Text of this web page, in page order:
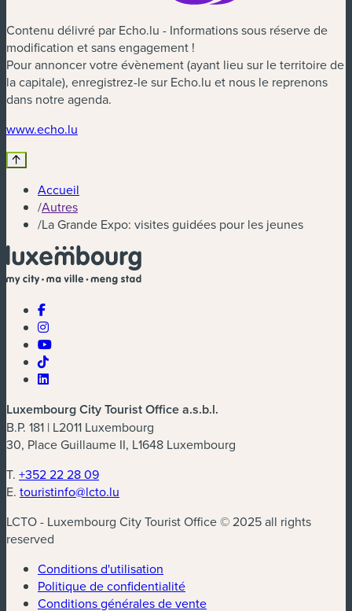
Contenu délivré par Echo.lu - Informations sous réserve de
modification et sans engagement !
Pour annoncer votre évènement (ayant lieu sur le territoire de
la capitale), enregistrez-le sur Echo.lu et nous le reprenons
dans notre agenda.
www.echo.lu
Accueil
/Autres
/La Grande Expo: visites guidées pour les jeunes
Luxembourg City Tourist Office a.s.b.l.
B.P. 181 | L2011 Luxembourg
30, Place Guillaume II, L1648 Luxembourg
T. +352 22 28 09
E. touristinfo@lcto.lu
LCTO - Luxembourg City Tourist Office © 2025 all rights
reserved
Conditions d'utilisation
Politique de confidentialité
Conditions générales de vente